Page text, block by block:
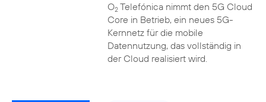
O2Telefónica nimmt den 5G Cloud
Core in Betrieb, ein neues 5G-
Kernnetz für die mobile
Datennutzung, das vollständig in
der Cloud realisiert wird.